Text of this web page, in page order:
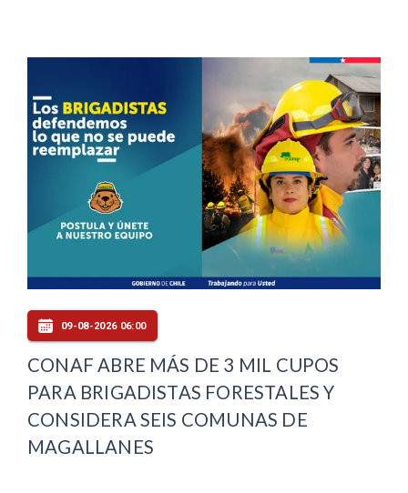
09-08-2026 06:00
CONAF ABRE MÁS DE 3 MIL CUPOS
PARA BRIGADISTAS FORESTALES Y
CONSIDERA SEIS COMUNAS DE
MAGALLANES